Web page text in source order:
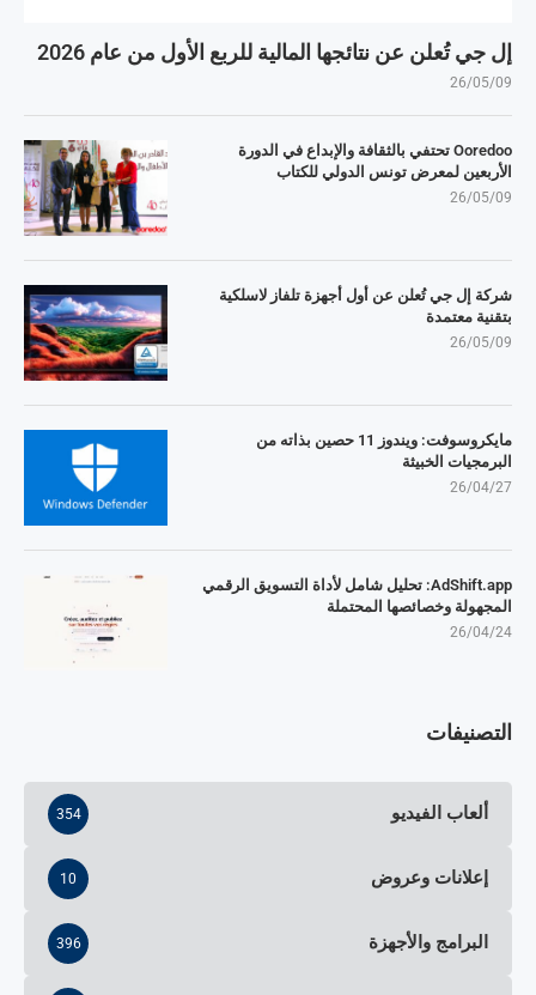
إل جي تُعلن عن نتائجها المالية للربع الأول من عام 2026
26/05/09
Ooredoo تحتفي بالثقافة والإبداع في الدورة
الأربعين لمعرض تونس الدولي للكتاب
26/05/09
شركة إل جي تُعلن عن أول أجهزة تلفاز لاسلكية
بتقنية معتمدة
26/05/09
مايكروسوفت: ويندوز 11 حصين بذاته من
البرمجيات الخبيثة
26/04/27
AdShift.app: تحليل شامل لأداة التسويق الرقمي
المجهولة وخصائصها المحتملة
26/04/24
التصنيفات
ألعاب الفيديو 354
إعلانات وعروض 10
البرامج والأجهزة 396